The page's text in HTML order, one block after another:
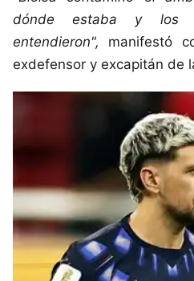
dónde estaba y los
entendieron", manifestó
exdefensor y excapitán de